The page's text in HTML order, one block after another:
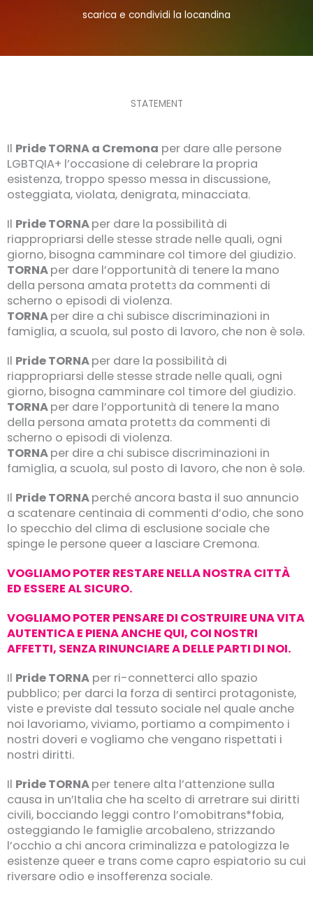
scarica e condividi la locandina
STATEMENT
Il Pride TORNA a Cremona per dare alle persone
LGBTQIA+ l’occasione di celebrare la propria
esistenza, troppo spesso messa in discussione,
osteggiata, violata, denigrata, minacciata.
Il Pride TORNAper dare la possibilità di
riappropriarsi delle stesse strade nelle quali, ogni
giorno, bisogna camminare col timore del giudizio.
TORNAper dare l’opportunità di tenere la mano
della persona amata protettз da commenti di
scherno o episodi di violenza.
TORNAper dire a chi subisce discriminazioni in
famiglia, a scuola, sul posto di lavoro, che non è solə.
Il Pride TORNAper dare la possibilità di
riappropriarsi delle stesse strade nelle quali, ogni
giorno, bisogna camminare col timore del giudizio.
TORNAper dare l’opportunità di tenere la mano
della persona amata protettз da commenti di
scherno o episodi di violenza.
TORNAper dire a chi subisce discriminazioni in
famiglia, a scuola, sul posto di lavoro, che non è solə.
Il Pride TORNAperché ancora basta il suo annuncio
a scatenare centinaia di commenti d’odio, che sono
lo specchio del clima di esclusione sociale che
spinge le persone queer a lasciare Cremona.
VOGLIAMO POTER RESTARE NELLA NOSTRA CITTÀ
ED ESSERE AL SICURO.
VOGLIAMO POTER PENSARE DI COSTRUIRE UNA VITA
AUTENTICA E PIENA ANCHE QUI, COI NOSTRI
AFFETTI, SENZA RINUNCIARE A DELLE PARTI DI NOI.
Il Pride TORNA per ri-connetterci allo spazio
pubblico; per darci la forza di sentirci protagoniste,
viste e previste dal tessuto sociale nel quale anche
noi lavoriamo, viviamo, portiamo a compimento i
nostri doveri e vogliamo che vengano rispettati i
nostri diritti.
Il Pride TORNAper tenere alta l’attenzione sulla
causa in un’Italia che ha scelto di arretrare sui diritti
civili, bocciando leggi contro l’omobitrans*fobia,
osteggiando le famiglie arcobaleno, strizzando
l’occhio a chi ancora criminalizza e patologizza le
esistenze queer e trans come capro espiatorio su cui
riversare odio e insofferenza sociale.